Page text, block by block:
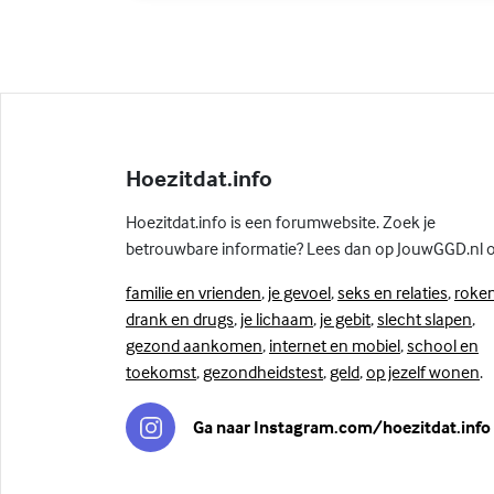
Hoezitdat.info
Hoezitdat.info is een forumwebsite. Zoek je
betrouwbare informatie? Lees dan op JouwGGD.nl
familie en vrienden, je gevoel,seks en relaties,
drank en drugs, je lichaam, je gebit,slecht slapen,
gezond aankomen, internet en mobiel,school en
toekomst, gezondheidstest, geld,op jezelf wonen.
Ga naar Instagram.com/hoezitdat.info